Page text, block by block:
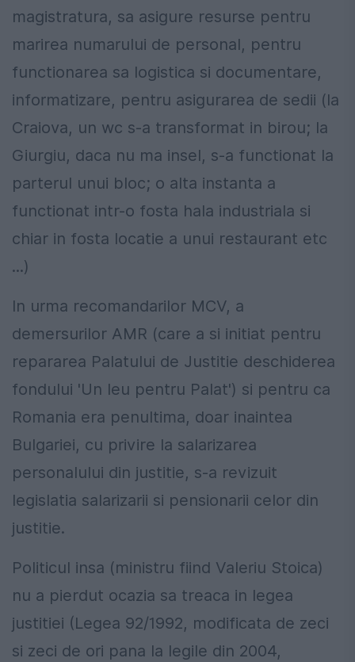
magistratura, sa asigure resurse pentru
marirea numarului de personal, pentru
functionarea sa logistica si documentare,
informatizare, pentru asigurarea de sedii (la
Craiova, un wc s-a transformat in birou; la
Giurgiu, daca nu ma insel, s-a functionat la
parterul unui bloc; o alta instanta a
functionat intr-o fosta hala industriala si
chiar in fosta locatie a unui restaurant etc
...)
In urma recomandarilor MCV, a
demersurilor AMR (care a si initiat pentru
repararea Palatului de Justitie deschiderea
fondului 'Un leu pentru Palat') si pentru ca
Romania era penultima, doar inaintea
Bulgariei, cu privire la salarizarea
personalului din justitie, s-a revizuit
legislatia salarizarii si pensionarii celor din
justitie.
Politicul insa (ministru fiind Valeriu Stoica)
nu a pierdut ocazia sa treaca in legea
justitiei (Legea 92/1992, modificata de zeci
si zeci de ori pana la legile din 2004,